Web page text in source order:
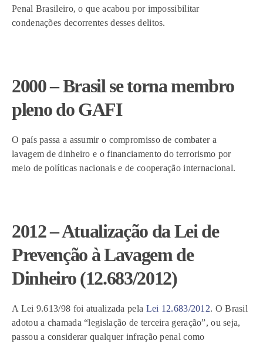
Penal Brasileiro, o que acabou por impossibilitar
condenações decorrentes desses delitos.
2000 – Brasil se torna membro
pleno do GAFI
O país passa a assumir o compromisso de combater a
lavagem de dinheiro e o financiamento do terrorismo por
meio de políticas nacionais e de cooperação internacional.
2012 – Atualização da Lei de
Prevenção à Lavagem de
Dinheiro (12.683/2012)
A Lei 9.613/98 foi atualizada pela Lei 12.683/2012. O Brasil
adotou a chamada “legislação de terceira geração”, ou seja,
passou a considerar qualquer infração penal como